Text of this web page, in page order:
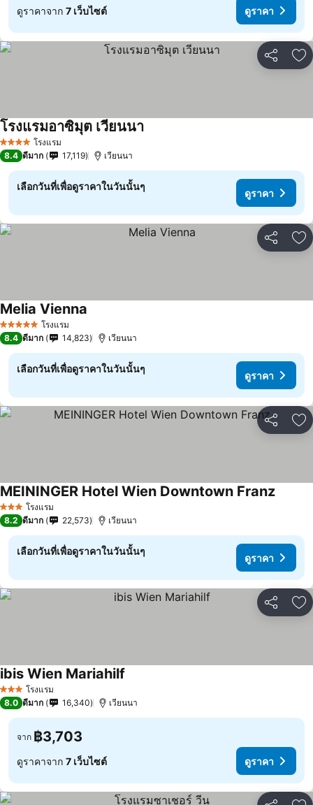
ดูราคาจาก 7 เว็บไซต์ ดูราคา
แชร์ เ
4 ดาว โรงแรม
โรงแรมอาซิมุต เวียนนาดูราคา
8.4 ดีมาก 17,119 เวียนนา
เลือกวันที่เพื่อดูราคาในวันนั้นๆ
ดูราคา
แชร์ เ
5 ดาว โรงแรม
Melia Vienna
8.4 ดีมาก 14,823 เวียนนา
เลือกวันที่เพื่อดูราคาในวันนั้นๆ
ดูราคา
แชร์ เ
3 ดาว โรงแรม
MEININGER Hotel Wien Downtown Franzดูราคา
8.2 ดีมาก 22,573 เวียนนา
เลือกวันที่เพื่อดูราคาในวันนั้นๆ
ดูราคา
แชร์ เ
3 ดาว โรงแรม
ibis Wien Mariahilf
8.0 ดีมาก 16,340 เวียนนา
จาก ฿3,703
ดูราคาจาก 7 เว็บไซต์ ดูราคา